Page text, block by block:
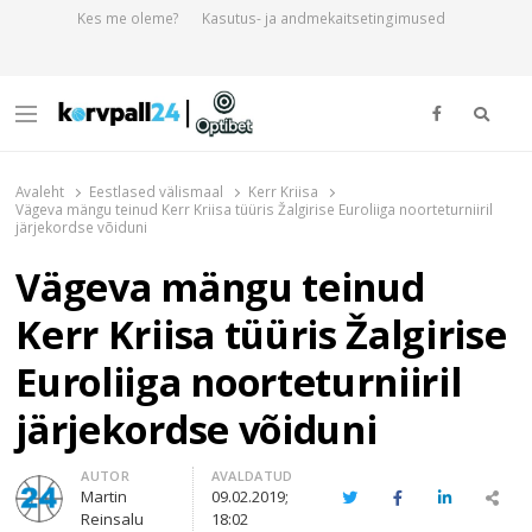
Kes me oleme? Kasutus- ja andmekaitsetingimused
Menu Otsi
Avaleht Eestlased välismaal
Kerr Kriisa
Vägeva mängu teinud Kerr Kriisa tüüris Žalgirise Euroliiga noorteturniiril
järjekordse võiduni
Vägeva mängu teinud
Kerr Kriisa tüüris Žalgirise
Euroliiga noorteturniiril
järjekordse võiduni
Author
AUTOR
Martin
Reinsalu
AVALDATUD
09.02.2019;
18:02
TwitterFacebookLinkedIn